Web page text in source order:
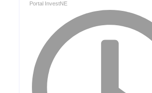
Portal InvestNE